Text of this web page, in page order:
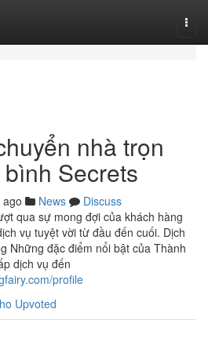
nhà trọn
Secrets
News
Discuss
qua sự mong đợi của khách hàng
vụ tuyệt vời từ đầu đến cuối. Dịch
Những đặc điểm nổi bật của Thành
dịch vụ đến
profile
Upvoted